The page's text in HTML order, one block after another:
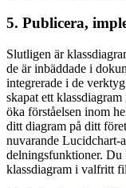
5. Publicera,
Slutligen är
de är inbäddade i
integrerade i de
skapat ett
öka förståelsen inom
ditt diagram på ditt
nuvarande Lucidchart-
delningsfunktioner. Du
klassdiagram i valfritt